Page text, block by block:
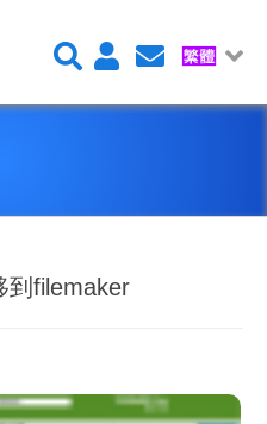
到filemaker